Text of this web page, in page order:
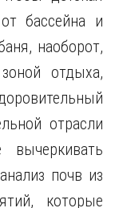
бассейна и
наоборот,
отдыха,
отрасли
вычеркивать
почв из
которые